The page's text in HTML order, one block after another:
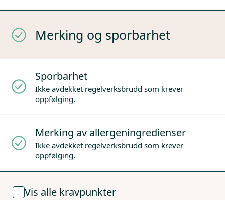
Merking og sporbarhet
Sporbarhet
Ikke avdekket regelverksbrudd som krever
oppfølging.
Merking av allergeningredienser
Ikke avdekket regelverksbrudd som krever
oppfølging.
Vis alle kravpunkter